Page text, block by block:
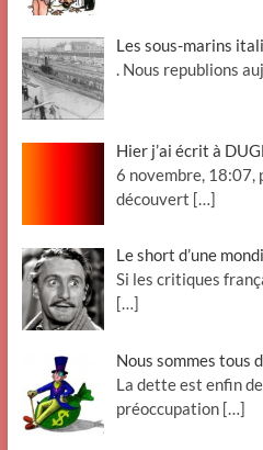
Les sous-marins
. Nous republions
Hier j’ai écrit à
6 novembre, 18:07,
découvert […]
Le short d’une
Si les critiques
[…]
Nous sommes tous
La dette est enfin
préoccupation […]